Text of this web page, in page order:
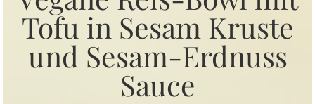
Tofu in Sesam Kruste
und Sesam-Erdnuss
Sauce